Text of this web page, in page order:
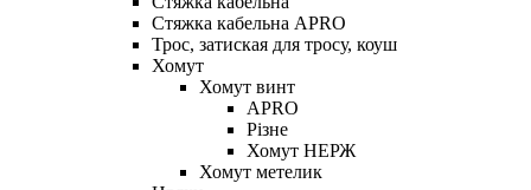
Стяжка кабельна APRO
Трос, затиская для тросу, коуш
Хомут
Хомут винт
APRO
Різне
Хомут НЕРЖ
Хомут метелик